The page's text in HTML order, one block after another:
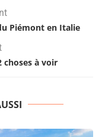
Piémont en Italie
choses à voir